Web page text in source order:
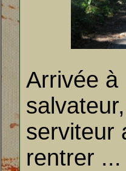
Arrivée à
serviteur
rentrer ...